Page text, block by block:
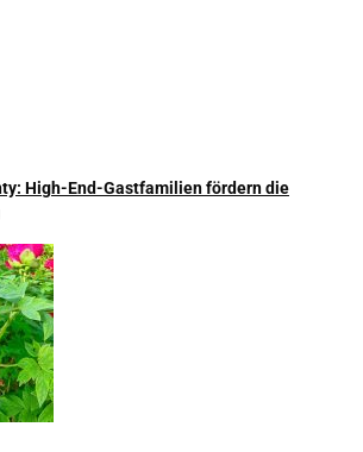
High-End-Gastfamilien fördern die